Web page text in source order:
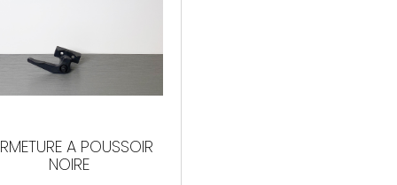
A POUSSOIR
NOIRE